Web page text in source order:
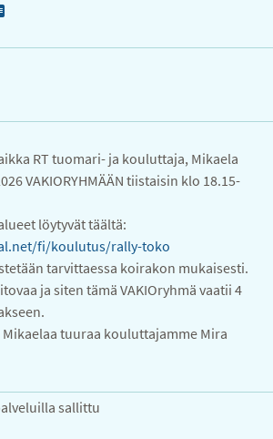
RT tuomari- ja kouluttaja, Mikaela
VAKIORYHMÄÄN tiistaisin klo 18.15-
löytyvät täältä:
fi/koulutus/rally-toko
tarvittaessa koirakon mukaisesti.
ja siten tämä VAKIOryhmä vaatii 4
Mikaelaa tuuraa kouluttajamme Mira
sallittu